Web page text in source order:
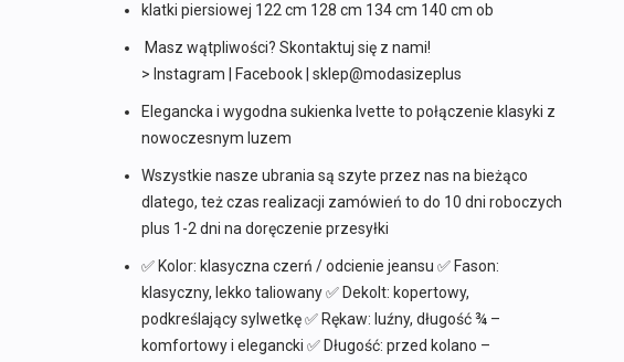
klatki piersiowej 122 cm 128 cm 134 cm 140 cm ob
Masz wątpliwości? Skontaktuj się z nami!
> Instagram | Facebook | sklep@modasizeplus
Elegancka i wygodna sukienka Ivette to połączenie klasyki z
nowoczesnym luzem
Wszystkie nasze ubrania są szyte przez nas na bieżąco
dlatego, też czas realizacji zamówień to do 10 dni roboczych
plus 1-2 dni na doręczenie przesyłki
✅ Kolor: klasyczna czerń / odcienie jeansu ✅ Fason:
klasyczny, lekko taliowany ✅ Dekolt: kopertowy,
podkreślający sylwetkę ✅ Rękaw: luźny, długość ¾ –
komfortowy i elegancki ✅ Długość: przed kolano –